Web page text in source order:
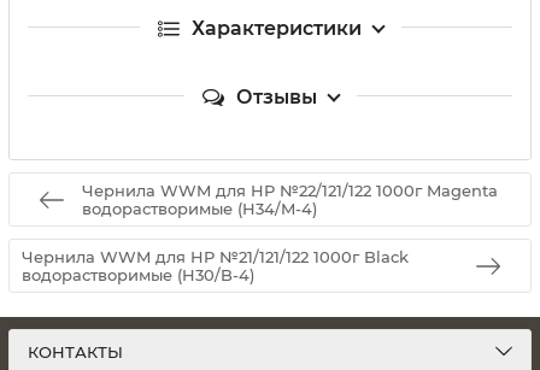
Характеристики
Отзывы
Чернила WWM для HP №22/121/122 1000г Magenta
водорастворимые (H34/M-4)
Чернила WWM для HP №21/121/122 1000г Black
водорастворимые (H30/B-4)
КОНТАКТЫ